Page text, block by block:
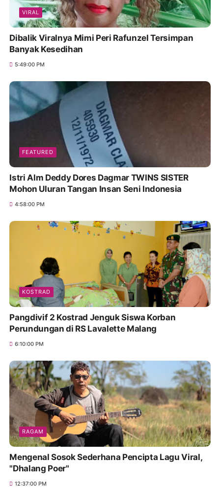
VIRAL
Dibalik Viralnya Mimi Peri Rafunzel Tersimpan
Banyak Kesedihan
5:49:00 PM
FEATURED
Istri Alm Deddy Dores Dagmar TWINS SISTER
Mohon Uluran Tangan Insan Seni Indonesia
4:58:00 PM
KOSTRAD
Pangdivif 2 Kostrad Jenguk Siswa Korban
Perundungan di RS Lavalette Malang
6:10:00 PM
RAGAM
Mengenal Sosok Sederhana Pencipta Lagu Viral,
"Dhalang Poer"
12:37:00 PM